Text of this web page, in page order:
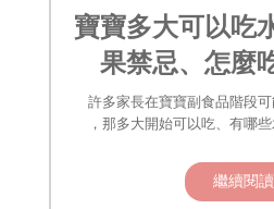
寶寶多大可以吃
果禁忌、怎麼
許多家長在寶寶副食品階段
，那多大開始可以吃、有哪
繼續閱讀